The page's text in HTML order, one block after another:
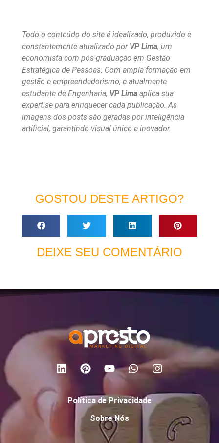
Todo o conteúdo do site é idealizado, produzido e
constantemente atualizado por VP Lima, um
economista com pós-graduação em Gestão
Estratégica de Pessoas. Com ampla formação em
gestão e empreendedorismo, e atualmente
estudante de Engenharia, VP Lima aplica sua
expertise para enriquecer cada publicação. As
imagens dos posts são geradas por inteligência
artificial, garantindo visual único e inovador.
GOSTOU DESTE ARTIGO?
DEIXE SEU COMENTÁRIO
Política de Privacidade
Sobre Nós